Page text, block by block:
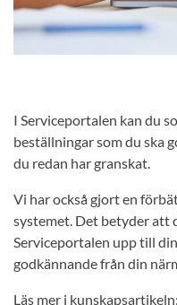
I Serviceportalen kan du
beställningar som du ska
du redan har granskat.
Vi har också gjort en
systemet. Det betyder att
Serviceportalen upp till
godkännande från din
Läs mer i kunskapsartikeln: